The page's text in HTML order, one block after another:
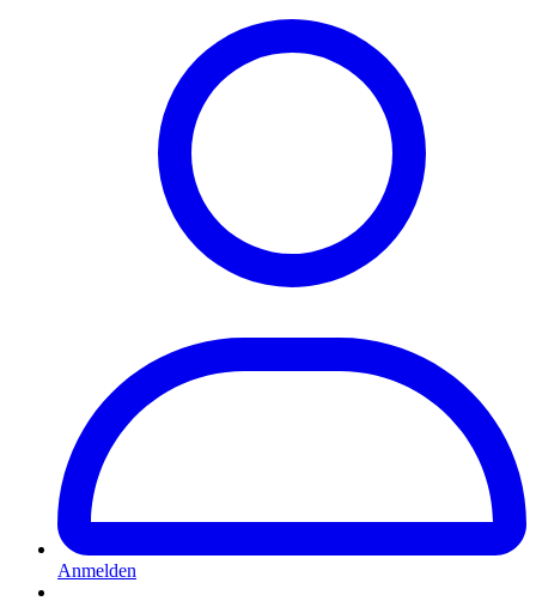
Anmelden